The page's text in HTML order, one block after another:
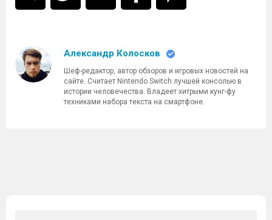
Александр Колосков
Шеф-редактор, автор обзоров и игровых новостей на
сайте. Считает Nintendo Switch лучшей консолью в
истории человечества. Владеет хитрыми кунг-фу
техниками набора текста на смартфоне.